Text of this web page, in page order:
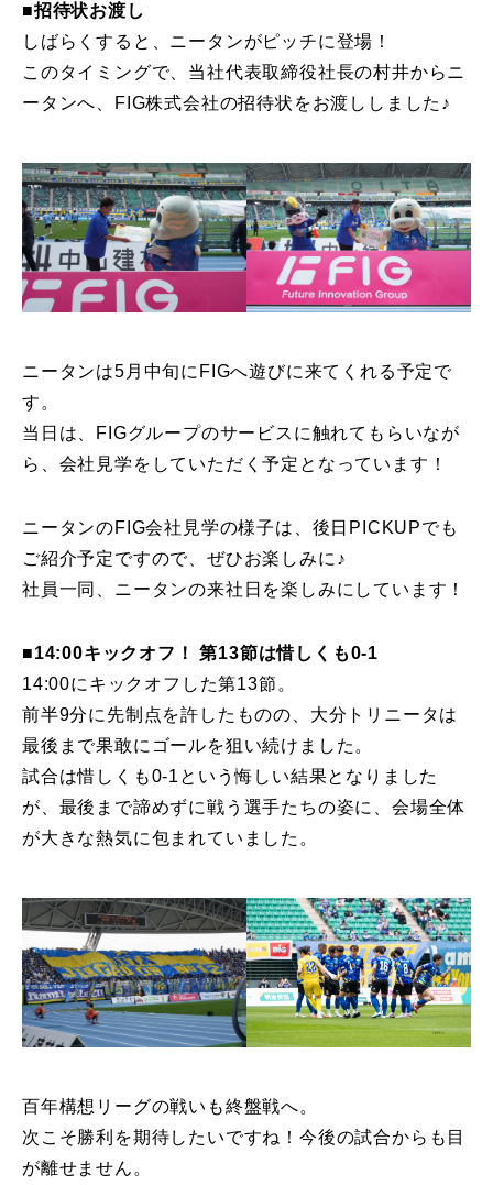
■招待状お渡し
しばらくすると、ニータンがピッチに登場！
このタイミングで、当社代表取締役社長の村井からニ
ータンへ、FIG株式会社の招待状をお渡ししました♪
ニータンは5月中旬にFIGへ遊びに来てくれる予定で
す。
当日は、FIGグループのサービスに触れてもらいなが
ら、会社見学をしていただく予定となっています！
ニータンのFIG会社見学の様子は、後日PICKUPでも
ご紹介予定ですので、ぜひお楽しみに♪
社員一同、ニータンの来社日を楽しみにしています！
■14:00キックオフ！ 第13節は惜しくも0-1
14:00にキックオフした第13節。
前半9分に先制点を許したものの、大分トリニータは
最後まで果敢にゴールを狙い続けました。
試合は惜しくも0-1という悔しい結果となりました
が、最後まで諦めずに戦う選手たちの姿に、会場全体
が大きな熱気に包まれていました。
百年構想リーグの戦いも終盤戦へ。
次こそ勝利を期待したいですね！今後の試合からも目
が離せません。